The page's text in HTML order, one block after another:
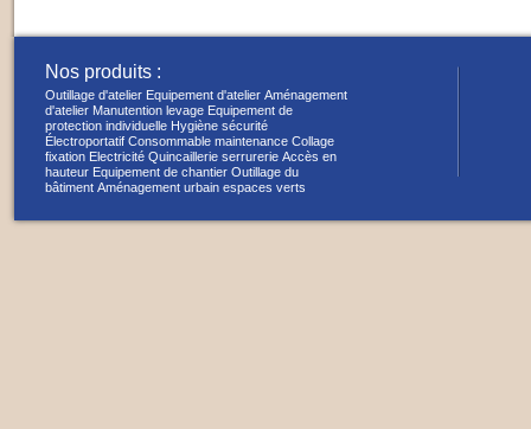
Nos produits :
Outillage d'atelier Equipement d'atelier Aménagement
d'atelier Manutention levage Equipement de
protection individuelle Hygiène sécurité
Électroportatif Consommable maintenance Collage
fixation Electricité Quincaillerie serrurerie Accès en
hauteur Equipement de chantier Outillage du
bâtiment Aménagement urbain espaces verts